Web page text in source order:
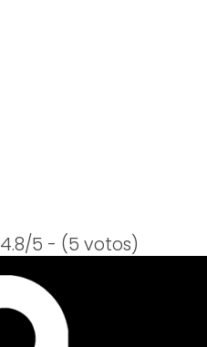
4.8/5 - (5 votos)